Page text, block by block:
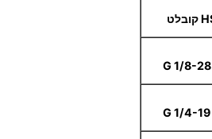
G 1/8-28
G 1/4-19